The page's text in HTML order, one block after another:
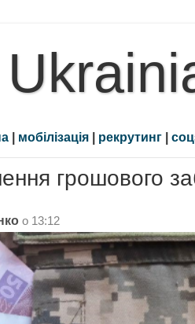
| мобілізація | рекрутинг |
грошового
о 13:12